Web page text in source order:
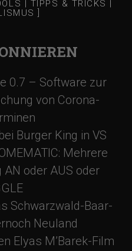
| TIPPS & TRICKS |
]
0.7 – Software zur
von Corona-
Burger King in VS
Mehrere
oder AUS oder
Schwarzwald-Baar-
Neuland
Elyas M’Barek-Film